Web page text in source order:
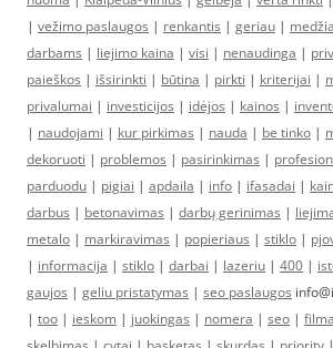
| vežimo paslaugos | renkantis | geriau |
darbams | liejimo kaina | visi | nenaudinga |
paieškos | išsirinkti | būtina | pirkti | kriterijai |
privalumai | investicijos | idėjos | kainos |
| naudojami | kur pirkimas | nauda | be tinko |
dekoruoti | problemos | pasirinkimas |
parduodu | pigiai | apdaila | info | ifasadai |
darbus | betonavimas | darbų gerinimas |
metalo | markiravimas | popieriaus | stiklo |
| informacija | stiklo | darbai | lazeriu | 400 |
gaujos | geliu pristatymas | seo paslaugos
| too | ieskom | juokingas | nomera | seo |